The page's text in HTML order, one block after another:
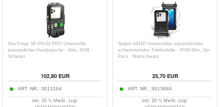
Sea Frogs SF-PH-01-PRO Universelle
wasserdichte Handytasche - 40m, IPX8 -
Schwarz
102,80EUR
ART. NR.: 3013164
inkl. 20 % MwSt. zzgl.
Spigen A611P Universelles wasserdichtes
schwimmendes Telefonhülle - IPX8/30m, 2er-
Pack - Mattschwarz
25,70EUR
ART. NR.: 3013684
inkl. 20 % MwSt. zzgl.